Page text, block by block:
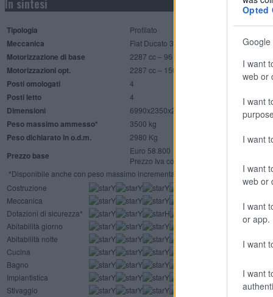
Opted
I want
web or
I want
I want
I want
web or
I want
or app.
I want
I want
In sintesi
Tipologia Profilato
Meccanica Fiat Ducato 35 L – Telaio ribassato CCS,
Motorizzazione di base 2287 cc – 96 kW/130 CV
Motorizzazioni opt. 2287 cc – 150/180 CV
Posti omologati 4
Posti letto 4
Dimensioni 6990x2350x2900 mm
Peso massimo ammesso* 3500 kg
Peso dichiarato in o.d.m. 2980 Kg
Prezzo base
Euro 58.800
Prezzo Iva compresa, franco fabbrica
*Disponibile anche con peso massimo incrementato a 3650 Kg o con tealio
Costruzione
Meccanica
Dotazioni di sicurezza*
Abitabilità giorno
Abitabilità notte
Cucina
Bagno
Impiantistica
Stivaggio